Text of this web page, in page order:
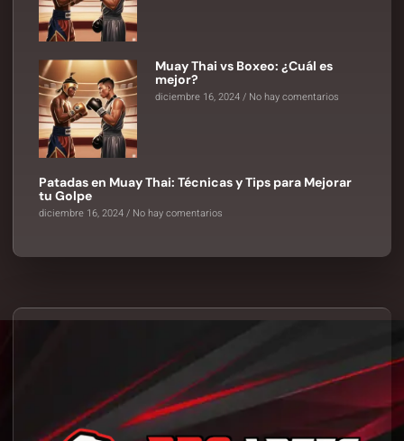
Muay Thai vs Boxeo: ¿Cuál es
mejor?
diciembre 16, 2024 No hay comentarios
Patadas en Muay Thai: Técnicas y Tips para Mejorar
tu Golpe
diciembre 16, 2024 No hay comentarios